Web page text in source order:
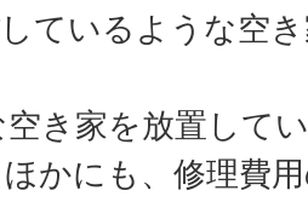
ているような空
き家を放置して
かにも、修理費